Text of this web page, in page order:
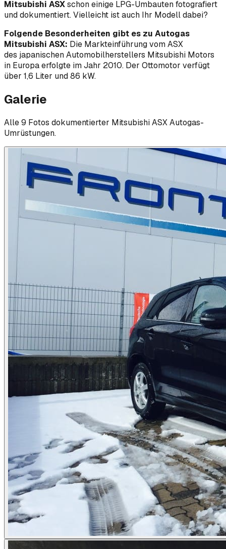
Mitsubishi ASXschon einige LPG-Umbauten fotografiert
und dokumentiert. Vielleicht ist auch Ihr Modell dabei?
Folgende Besonderheiten gibt es zu Autogas
Mitsubishi ASX: Die Markteinführung vom ASX
des japanischen Automobilherstellers Mitsubishi Motors
in Europa erfolgte im Jahr 2010. Der Ottomotor verfügt
über 1,6 Liter und 86 kW.
Galerie
Alle9 Fotos dokumentierter MitsubishiASXAutogas-
Umrüstungen.